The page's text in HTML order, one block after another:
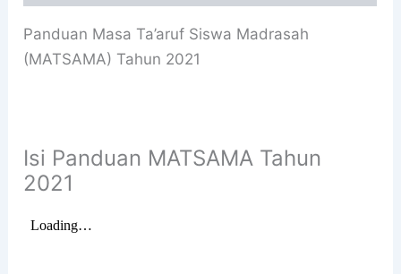
Panduan Masa Ta’aruf Siswa Madrasah
(MATSAMA) Tahun 2021
Isi Panduan MATSAMA Tahun
2021